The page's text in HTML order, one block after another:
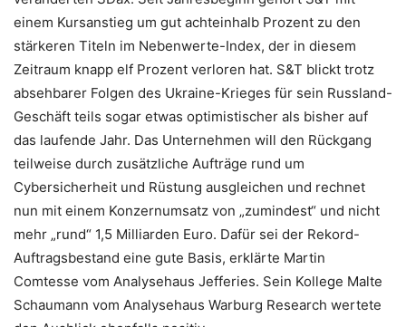
einem Kursanstieg um gut achteinhalb Prozent zu den
stärkeren Titeln im Nebenwerte-Index, der in diesem
Zeitraum knapp elf Prozent verloren hat. S&T blickt trotz
absehbarer Folgen des Ukraine-Krieges für sein Russland-
Geschäft teils sogar etwas optimistischer als bisher auf
das laufende Jahr. Das Unternehmen will den Rückgang
teilweise durch zusätzliche Aufträge rund um
Cybersicherheit und Rüstung ausgleichen und rechnet
nun mit einem Konzernumsatz von „zumindest“ und nicht
mehr „rund“ 1,5 Milliarden Euro. Dafür sei der Rekord-
Auftragsbestand eine gute Basis, erklärte Martin
Comtesse vom Analysehaus Jefferies. Sein Kollege Malte
Schaumann vom Analysehaus Warburg Research wertete